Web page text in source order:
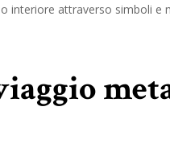
interiore attraverso simboli e